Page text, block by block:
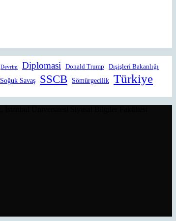
Devrim Diplomasi Donald Trump Dışişleri Bakanlığı
Soğuk Savaş SSCB Sömürgecilik Türkiye